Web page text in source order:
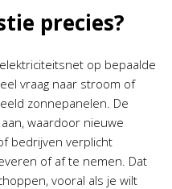
precies?
op bepaalde
vraag naar stroom of
zonnepanelen. De
waardoor nieuwe
bedrijven verplicht
of af te nemen. Dat
vooral als je wilt